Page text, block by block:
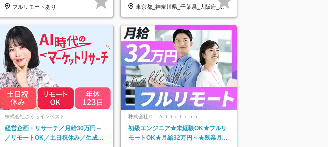
フルリモートあり
東京都_神奈川県_千葉県_大阪府_愛
知県…
株式会社さくらインベスト
経営企画・リサーチ／月給30万円～
／リモートOK／土日祝休み／生成AI
株式会社Ｃ Ａｄｄｉｔｉｏｎ
初級エンジニア★未経験OK★フルリ
モートOK★月給32万円～★残業月10